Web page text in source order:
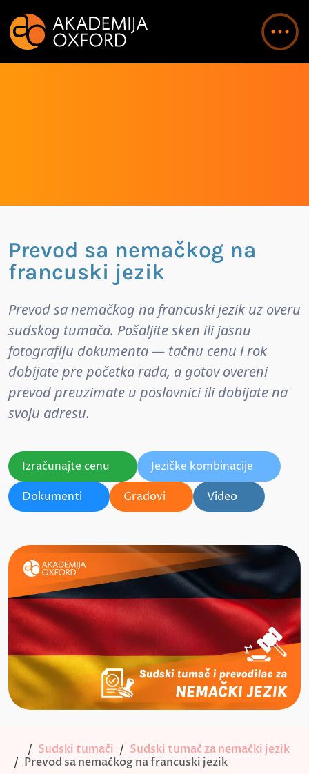
Prevod sa nemačkog na
francuski jezik
Prevod sa nemačkog na francuski jezik uz overu
sudskog tumača. Pošaljite sken ili jasnu
fotografiju dokumenta — tačnu cenu i rok
dobijate pre početka rada, a gotov overeni
prevod preuzimate u poslovnici ili dobijate na
svoju adresu.
Izračunajte cenu
Jezičke kombinacije
Dokumenti
Gradovi Video
Sudski tumači
Sudski tumač za nemački jezik
Prevod sa nemačkog na francuski jezik